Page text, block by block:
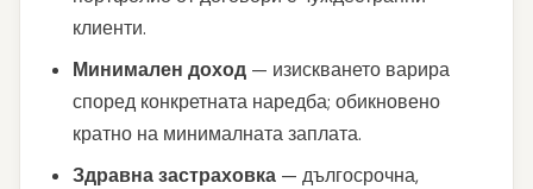
клиенти.
Минимален доход — изискването варира
според конкретната наредба; обикновено
кратно на минималната заплата.
Здравна застраховка — дългосрочна,